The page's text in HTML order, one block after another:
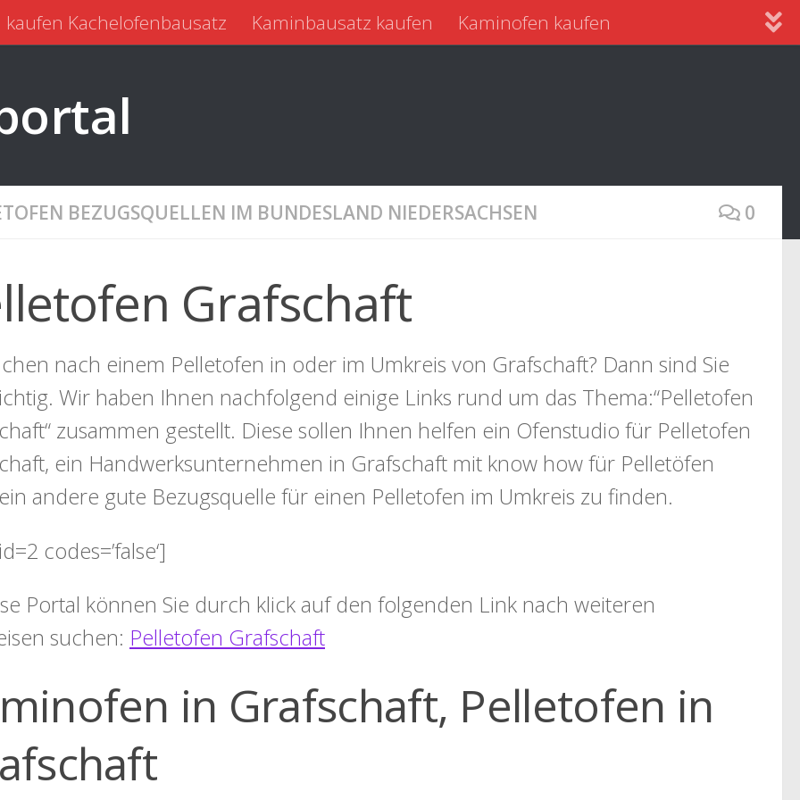
kaufen Kachelofenbausatz Kaminbausatz kaufen Kaminofen kaufen
BEZUGSQUELLEN IM BUNDESLAND NIEDERSACHSEN 0
Grafschaft
nach einem Pelletofen in oder im Umkreis von Grafschaft? Dann sind Sie
Wir haben Ihnen nachfolgend einige Links rund um das Thema:“Pelletofen
zusammen gestellt. Diese sollen Ihnen helfen ein Ofenstudio für Pelletofen
ein Handwerksunternehmen in Grafschaft mit know how für Pelletöfen
andere gute Bezugsquelle für einen Pelletofen im Umkreis zu finden.
codes=’false‘]
Portal können Sie durch klick auf den folgenden Link nach weiteren
suchen: Pelletofen Grafschaft
in Grafschaft, Pelletofen in